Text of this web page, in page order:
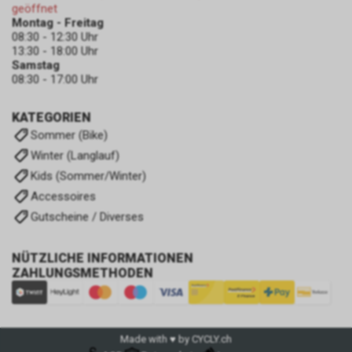
KATEGORIEN
Sommer (Bike)
Winter (Langlauf)
Kids (Sommer/Winter)
Accessoires
Gutscheine / Diverses
NÜTZLICHE INFORMATIONEN
ZAHLUNGSMETHODEN
geöffnet
Montag - Freitag
08:30 - 12:30 Uhr
13:30 - 18:00 Uhr
Samstag
08:30 - 17:00 Uhr
Made with ♥ by CYCLY.ch